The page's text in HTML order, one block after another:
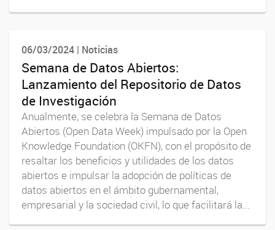
06/03/2024 | Noticias
Semana de Datos Abiertos:
Lanzamiento del Repositorio de Datos
de Investigación
Anualmente, se celebra la Semana de Datos
Abiertos (Open Data Week) impulsado por la Open
Knowledge Foundation (OKFN), con el propósito de
resaltar los beneficios y utilidades de los datos
abiertos e impulsar la adopción de políticas de
datos abiertos en el ámbito gubernamental,
empresarial y la sociedad civil, lo que facilitará la...